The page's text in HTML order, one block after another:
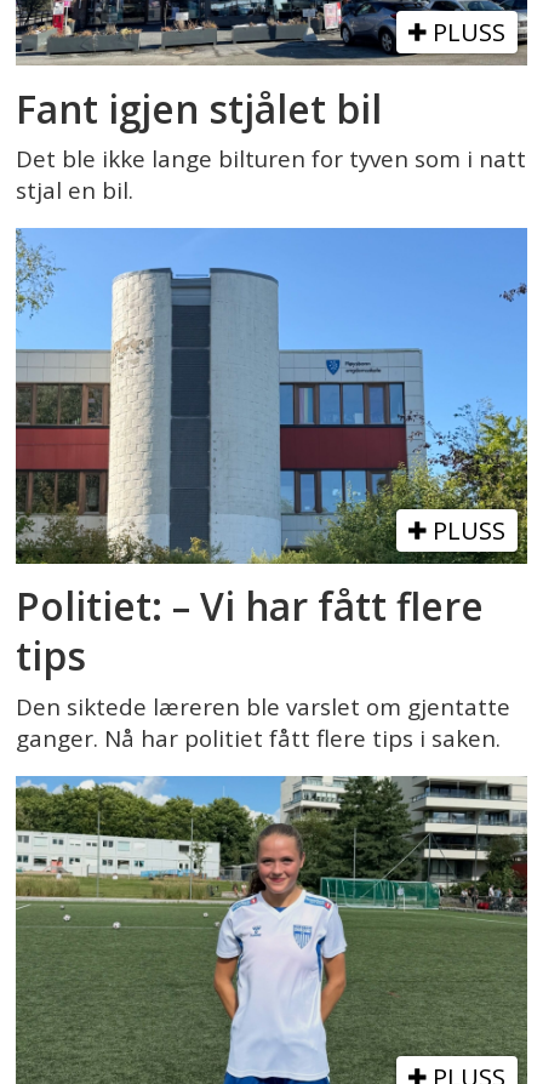
PLUSS
Fant igjen stjålet bil
Det ble ikke lange bilturen for tyven som i natt
stjal en bil.
PLUSS
Politiet: – Vi har fått flere
tips
Den siktede læreren ble varslet om gjentatte
ganger. Nå har politiet fått flere tips i saken.